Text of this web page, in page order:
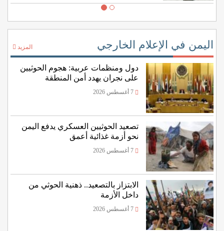
اليمن في الإعلام الخارجي المزيد
دول ومنظمات عربية: هجوم الحوثيين
على نجران يهدد أمن المنطقة
7 أغسطس 2026
تصعيد الحوثيين العسكري يدفع اليمن
نحو أزمة غذائية أعمق
7 أغسطس 2026
الابتزاز بالتصعيد.. ذهنية الحوثي من
داخل الأزمة
7 أغسطس 2026